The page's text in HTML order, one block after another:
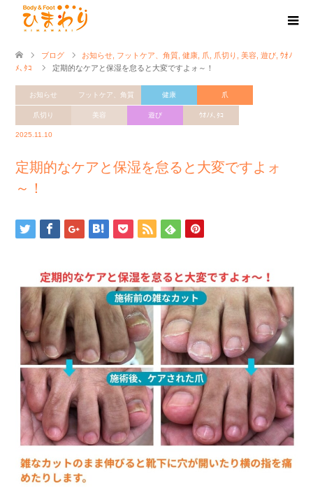
ブログ お知らせ フットケア、角質 健康 爪 爪切り 美容 遊び ｳｵﾉ
ﾒ､ﾀｺ
定期的なケアと保湿を怠ると大変ですよォ～！
お知らせ フットケア、角質 健康 爪
爪切り 美容 遊び ｳｵﾉﾒ､ﾀｺ
2025.11.10
定期的なケアと保湿を怠ると大変ですよォ
～！